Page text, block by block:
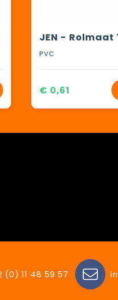
JEN - Rolmaat
PVC
€ 0,61
(0) 11 48 59 57